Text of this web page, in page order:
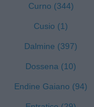
Curno (344)
Cusio (1)
Dalmine (397)
Dossena (10)
Endine Gaiano (94)